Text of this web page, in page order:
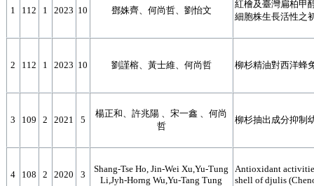
1 112 1 2023 10 鄧姝齊、何尚哲、劉怡文
紅檜及臺灣扁柏甲
細胞株生長活性之
2 112 1 2023 10 劉謹榕、黃士維、何尚哲 柳杉精油對西洋蜂
3 109 2 2021 5
楊正和、許兆陽 、宋一鑫 、何尚
哲
柳杉抽出成分抑制
4 108 2 2020 3
Shang-Tse Ho, Jin-Wei Xu,Yu-Tung
Li,Jyh-Horng Wu,Yu-Tang Tung
Antioxidant
shell of djulis